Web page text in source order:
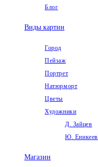
Блог
Виды картин
Город
Пейзаж
Портрет
Натюрморт
Цветы
Художники
Д. Зайцев
Ю. Еникеев
Магазин